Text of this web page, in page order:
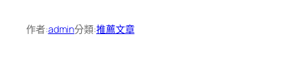
作者:admin分類:推薦文章